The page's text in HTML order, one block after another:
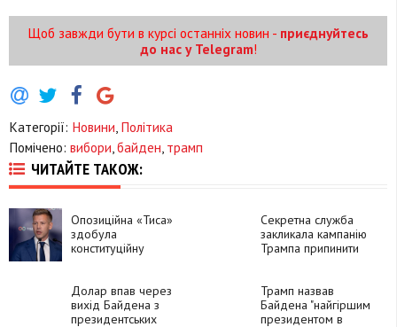
Щоб завжди бути в курсі останніх новин - приєднуйтесь
до нас у Telegram!
Категорії: Новини Політика
Помічено: вибори байден трамп
ЧИТАЙТЕ ТАКОЖ:
Опозиційна «Тиса»
здобула
конституційну
Секретна служба
закликала кампанію
Трампа припинити
Долар впав через
вихід Байдена з
президентських
Трамп назвав
Байдена "найгіршим
президентом в